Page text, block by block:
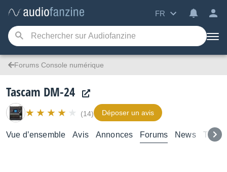
FR
Forums Console numérique
Tascam DM-24
(14) Déposer un avis
Vue d’ensemble Avis Annonces Forums News